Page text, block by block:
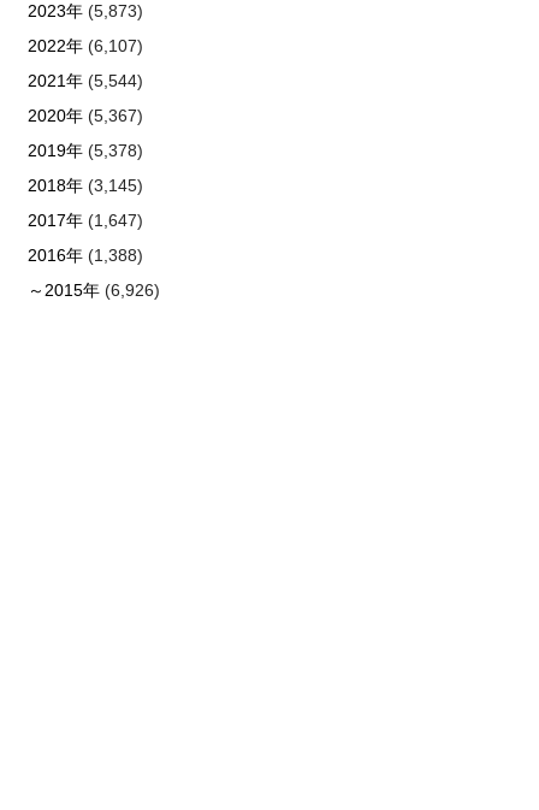
2023年(5,873)
2022年(6,107)
2021年(5,544)
2020年(5,367)
2019年(5,378)
2018年(3,145)
2017年(1,647)
2016年(1,388)
～2015年(6,926)